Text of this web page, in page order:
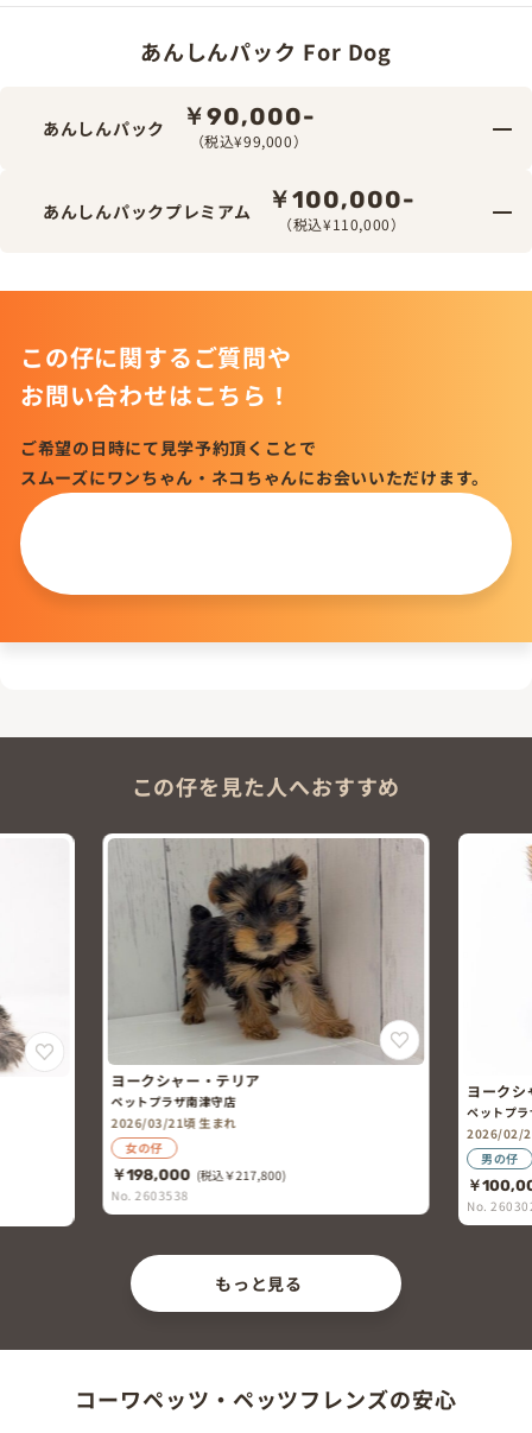
あんしんパック For Dog
あんしんパック ￥90,000-
（税込¥99,000）
あんしんパックプレミアム ￥100,000-
（税込¥110,000）
この仔に関するご質問や
お問い合わせはこちら！
ご希望の日時にて見学予約頂くことで
スムーズにワンちゃん・ネコちゃんにお会いいただけます。
この仔を見た人へおすすめ
ヨークシャー・テリア
ペットプラザ南津守店
2026/03/21頃 生まれ
女の仔
￥198,000 (税込￥217,800)
No. 2603538
ヨークシ
ペットプ
2026/02/
男の仔
￥
No.
もっと見る
コーワペッツ・ペッツフレンズの安心